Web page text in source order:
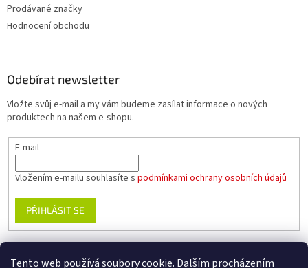
Tento web používá soubory cookie. Dalším procházením
Prodávané značky
Hodnocení obchodu
Odebírat newsletter
Vložte svůj e-mail a my vám budeme zasílat informace o nových
produktech na našem e-shopu.
E-mail
Vložením e-mailu souhlasíte s podmínkami ochrany osobních údajů
PŘIHLÁSIT SE
www.planika.cz www.trekingovaobuv.cz www.regaobuv.cz